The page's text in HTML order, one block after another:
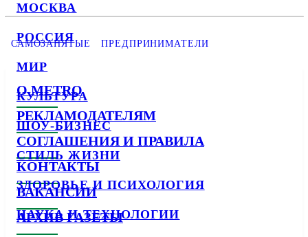
МОСКВА
РОССИЯ
МИР
КУЛЬТУРА
ШОУ-БИЗНЕС
СТИЛЬ ЖИЗНИ
ЗДОРОВЬЕ И ПСИХОЛОГИЯ
НАУКА И ТЕХНОЛОГИИ
САМОЗАНЯТЫЕ ПРЕДПРИНИМАТЕЛИ
О METRO
РЕКЛАМОДАТЕЛЯМ
СОГЛАШЕНИЯ И ПРАВИЛА
КОНТАКТЫ
ВАКАНСИИ
АРХИВ ГАЗЕТЫ